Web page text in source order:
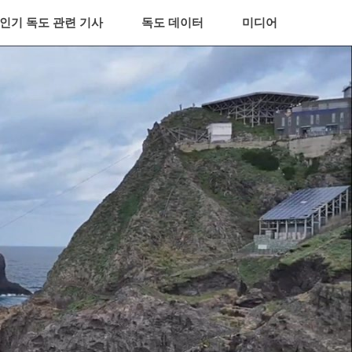
인기 독도 관련 기사 독도 데이터 미디어